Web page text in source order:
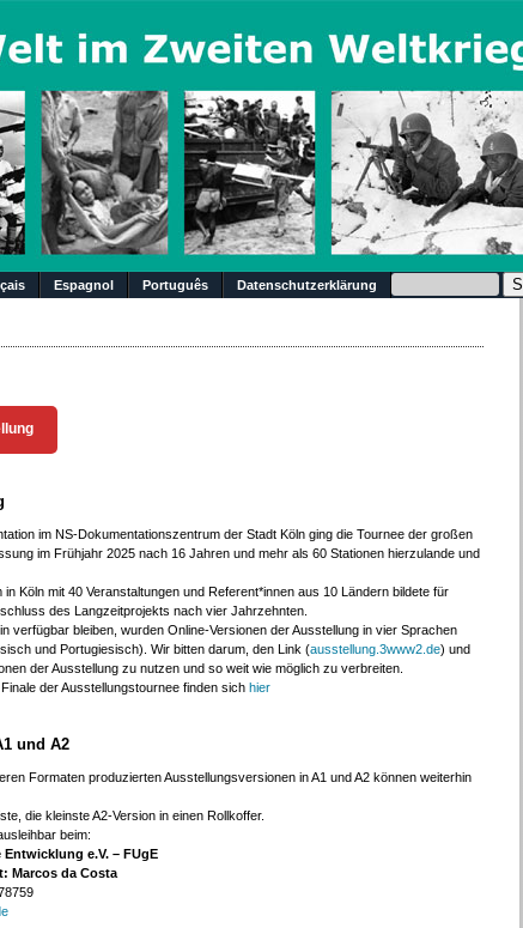
Espagnol Português Datenschutzerklärung Suchen nach:
im NS-Dokumentationszentrum der Stadt Köln ging die Tournee der großen
im Frühjahr 2025 nach 16 Jahren und mehr als 60 Stationen hierzulande und
Köln mit 40 Veranstaltungen und Referent*innen aus 10 Ländern bildete für
des Langzeitprojekts nach vier Jahrzehnten.
verfügbar bleiben, wurden Online-Versionen der Ausstellung in vier Sprachen
und Portugiesisch). Wir bitten darum, den Link (ausstellung.3www2.de) und
der Ausstellung zu nutzen und so weit wie möglich zu verbreiten.
der Ausstellungstournee finden sichhier
und A2
Formaten produzierten Ausstellungsversionen in A1 und A2 können weiterhin
die kleinste A2-Version in einen Rollkoffer.
beim:
e.V. – FUgE
Marcos da Costa